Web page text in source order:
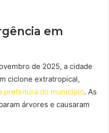
em
de 2025, a cidade
ciclone extratropical,
prefeitura do município. As
árvores e causaram